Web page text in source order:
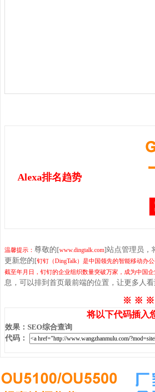
Alexa排名趋势
温馨提示： 尊敬的[www.dingtalk.com]站点管理员，
更新您的[钉钉（DingTalk）是中国领先的智能移动办
截至年月日，钉钉的企业组织数量突破万家，成为中国
息，可以排到首页最前端的位置，让更多人看
※ ※ ※
将以下代码插入
效果 ： SEO综合查询
代码 ：